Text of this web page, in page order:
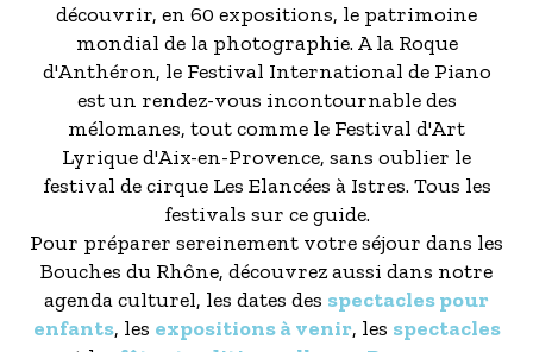
découvrir, en 60 expositions, le patrimoine
mondial de la photographie. A la Roque
d'Anthéron, le Festival International de Piano
est un rendez-vous incontournable des
mélomanes, tout comme le Festival d'Art
Lyrique d'Aix-en-Provence, sans oublier le
festival de cirque Les Elancées à Istres. Tous les
festivals sur ce guide.
Pour préparer sereinement votre séjour dans les
Bouches du Rhône, découvrez aussi dans notre
agenda culturel, les dates des spectacles pour
enfants, les expositions à venir, les spectacles